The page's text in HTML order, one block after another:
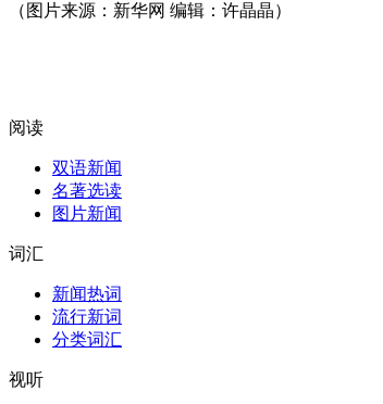
（图片来源：新华网 编辑：许晶晶）
阅读
双语新闻
名著选读
图片新闻
词汇
新闻热词
流行新词
分类词汇
视听